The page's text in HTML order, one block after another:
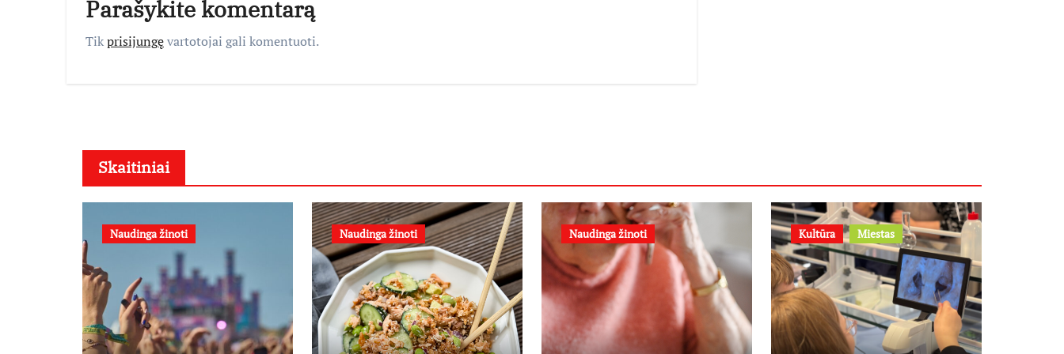
Parašykite komentarą
Tikprisijungęvartotojai gali komentuoti.
Skaitiniai
Naudinga žinoti Naudinga žinoti Naudinga žinoti Kultūra Miestas